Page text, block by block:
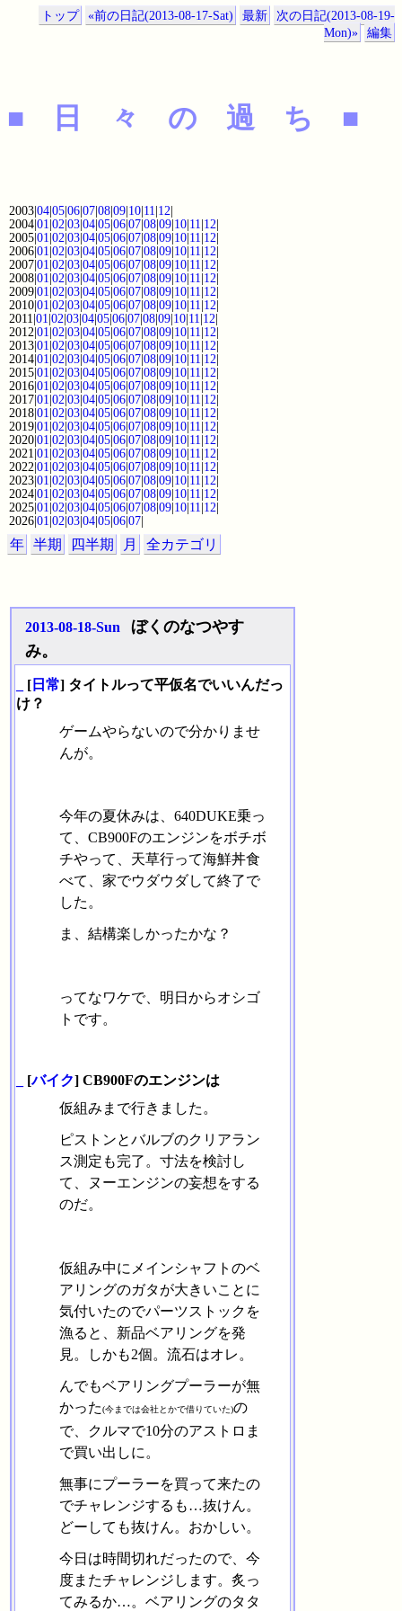
トップ «前の日記(2013-08-17-Sat) 最新
次の日記(2013-08-19-
Mon)»
編集
■ 日 々 の 過 ち ■
2003|04|05|06|07|08|09|10|11|12|
2004|01|02|03|04|05|06|07|08|09|10|11|12|
2005|01|02|03|04|05|06|07|08|09|10|11|12|
2006|01|02|03|04|05|06|07|08|09|10|11|12|
2007|01|02|03|04|05|06|07|08|09|10|11|12|
2008|01|02|03|04|05|06|07|08|09|10|11|12|
2009|01|02|03|04|05|06|07|08|09|10|11|12|
2010|01|02|03|04|05|06|07|08|09|10|11|12|
2011|01|02|03|04|05|06|07|08|09|10|11|12|
2012|01|02|03|04|05|06|07|08|09|10|11|12|
2013|01|02|03|04|05|06|07|08|09|10|11|12|
2014|01|02|03|04|05|06|07|08|09|10|11|12|
2015|01|02|03|04|05|06|07|08|09|10|11|12|
2016|01|02|03|04|05|06|07|08|09|10|11|12|
2017|01|02|03|04|05|06|07|08|09|10|11|12|
2018|01|02|03|04|05|06|07|08|09|10|11|12|
2019|01|02|03|04|05|06|07|08|09|10|11|12|
2020|01|02|03|04|05|06|07|08|09|10|11|12|
2021|01|02|03|04|05|06|07|08|09|10|11|12|
2022|01|02|03|04|05|06|07|08|09|10|11|12|
2023|01|02|03|04|05|06|07|08|09|10|11|12|
2024|01|02|03|04|05|06|07|08|09|10|11|12|
2025|01|02|03|04|05|06|07|08|09|10|11|12|
2026|01|02|03|04|05|06|07|
年 半期 四半期 月 全カテゴリ
2013-08-18-Sun
ぼくのなつやす
み。
[ 日常] タイトルって平仮名でいいんだっ
け？
ゲームやらないので分かりませ
んが。
今年の夏休みは、640DUKE乗っ
て、CB900Fのエンジンをボチボ
チやって、天草行って海鮮丼食
べて、家でウダウダして終了で
した。
ま、結構楽しかったかな？
ってなワケで、明日からオシゴ
トです。
[バイク] CB900Fのエンジンは
仮組みまで行きました。
ピストンとバルブのクリアラン
ス測定も完了。寸法を検討し
て、ヌーエンジンの妄想をする
のだ。
仮組み中にメインシャフトのベ
アリングのガタが大きいことに
気付いたのでパーツストックを
漁ると、新品ベアリングを発
見。しかも2個。流石はオレ。
んでもベアリングプーラーが無
かった(今までは会社とかで借りていた)の
で、クルマで10分のアストロま
で買い出しに。
無事にプーラーを買って来たの
でチャレンジするも…抜けん。
どーしても抜けん。おかしい。
今日は時間切れだったので、今
度またチャレンジします。炙っ
てみるか…。ベアリングのタタ